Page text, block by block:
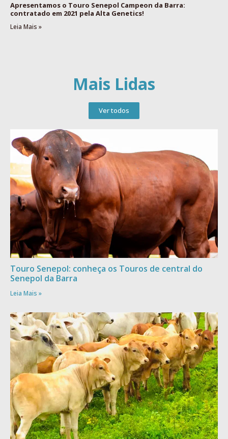
Apresentamos o Touro Senepol Campeon da Barra:
contratado em 2021 pela Alta Genetics!
Leia Mais »
Mais Lidas
Ver todos
Touro Senepol: conheça os Touros de central do
Senepol da Barra
Leia Mais »